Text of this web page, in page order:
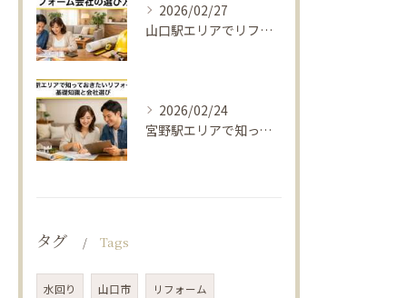
2026/02/27
山口駅エリアでリフォーム会社の選び方｜改修費用の相場
2026/02/24
宮野駅エリアで知っておきたいリフォームの基礎知識と会社選び｜改修費用相場
タグ Tags
水回り 山口市 リフォーム